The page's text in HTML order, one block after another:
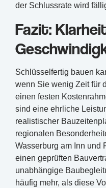
der Schlussrate wird
Fazit:
Schlüsselfertig bauen
wenn Sie wenig Zeit für
einen festen
sind eine ehrliche
realistischer
regionalen
Wasserburg am Inn und
einen geprüften
unabhängige
häufig mehr, als diese